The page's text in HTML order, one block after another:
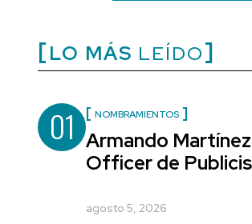
LO MÁS LEÍDO
01 NOMBRAMIENTOS
Armando
Officer de
agosto 5, 2026